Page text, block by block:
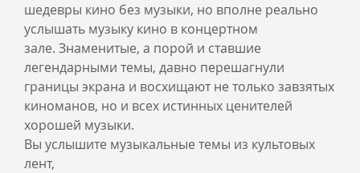
шедевры кино без музыки, но вполне реально
услышать музыку кино в концертном
зале. Знаменитые, а порой и ставшие
легендарными темы, давно перешагнули
границы экрана и восхищают не только завзятых
киноманов, но и всех истинных ценителей
хорошей музыки.
Вы услышите музыкальные темы из культовых
лент,